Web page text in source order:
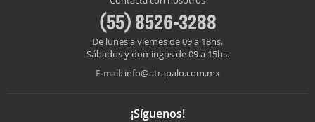
(55) 8526-3288
De lunes a viernes de 09 a 18hs.
Sábados y domingos de 09 a 15hs.
E-mail: info@atrapalo.com.mx
¡Síguenos!